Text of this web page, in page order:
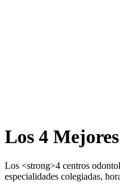
Los 4
Los <strong>4 centros
especialidades colegiadas,